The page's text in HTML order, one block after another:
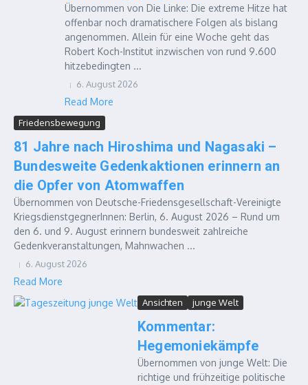
Übernommen von Die Linke: Die extreme Hitze hat
offenbar noch dramatischere Folgen als bislang
angenommen. Allein für eine Woche geht das
Robert Koch-Institut inzwischen von rund 9.600
hitzebedingten ...
6. August 2026
Read More
Friedensbewegung
81 Jahre nach Hiroshima und Nagasaki –
Bundesweite Gedenkaktionen erinnern an
die Opfer von Atomwaffen
Übernommen von Deutsche-Friedensgesellschaft-Vereinigte
KriegsdienstgegnerInnen: Berlin, 6. August 2026 – Rund um
den 6. und 9. August erinnern bundesweit zahlreiche
Gedenkveranstaltungen, Mahnwachen ...
6. August 2026
Read More
Ansichten junge Welt
Kommentar:
Hegemoniekämpfe
Übernommen von junge Welt: Die
richtige und frühzeitige politische